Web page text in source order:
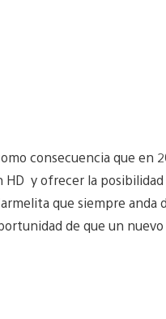
consecuencia que en
y ofrecer la posibilidad
que siempre anda
de que un